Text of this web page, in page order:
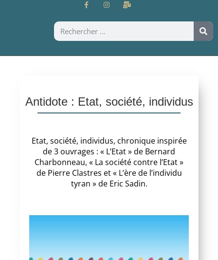
Antidote : Etat, société, individus
Etat, société, individus, chronique inspirée
de 3 ouvrages : « L’Etat » de Bernard
Charbonneau, « La société contre l’Etat »
de Pierre Clastres et « L’ère de l’individu
tyran » de Eric Sadin.